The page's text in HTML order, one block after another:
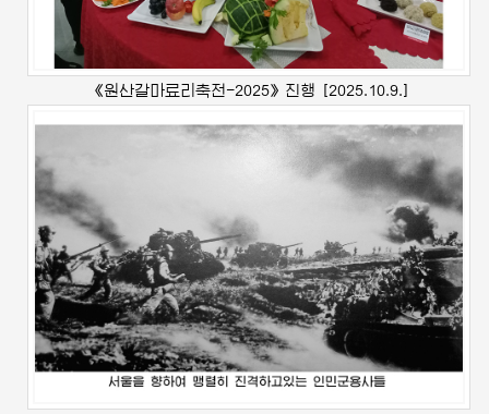
《원산갈마료리축전-2025》진행 [2025.10.9.]